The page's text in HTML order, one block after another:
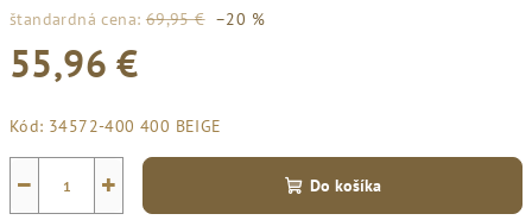
štandardná cena: 69,95 € –20 %
55,96 €
cena:
Kód: 34572-400 400 BEIGE
+
− Do košíka